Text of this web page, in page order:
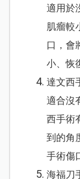
適用於
肌瘤較
口，會
小、恢
達文西
適合沒
西手術
到的角
手術傷
海福刀